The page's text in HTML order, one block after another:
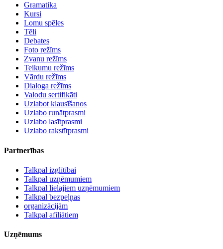
Gramatika
Kursi
Lomu spēles
Tēli
Debates
Foto režīms
Zvanu režīms
Teikumu režīms
Vārdu režīms
Dialoga režīms
Valodu sertifikāti
Uzlabot klausīšanos
Uzlabo runātprasmi
Uzlabo lasītprasmi
Uzlabo rakstītprasmi
Partnerības
Talkpal izglītībai
Talkpal uzņēmumiem
Talkpal lielajiem uzņēmumiem
Talkpal bezpeļņas
organizācijām
Talkpal afiliātiem
Uzņēmums